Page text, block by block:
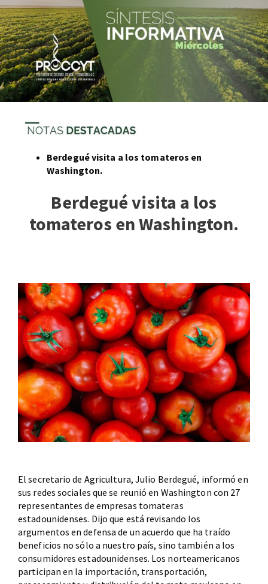
Berdegué visita a los tomateros en
Washington.
Berdegué visita a los
tomateros en Washington.
El secretario de Agricultura, Julio Berdegué, informó en
sus redes sociales que se reunió en Washington con 27
representantes de empresas tomateras
estadounidenses. Dijo que está revisando los
argumentos en defensa de un acuerdo que ha traído
beneficios no sólo a nuestro país, sino también a los
consumidores estadounidenses. Los norteamericanos
participan en la importación, transportación,